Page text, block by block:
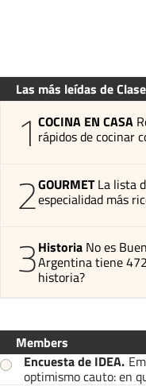
Las más leídas de Clase
1 COCINA EN CASA
rápidos de cocinar
2GOURMET La lista
especialidad más
3Historia No es
Argentina tiene
historia?
Members
Encuesta de IDEA.
optimismo cauto: en